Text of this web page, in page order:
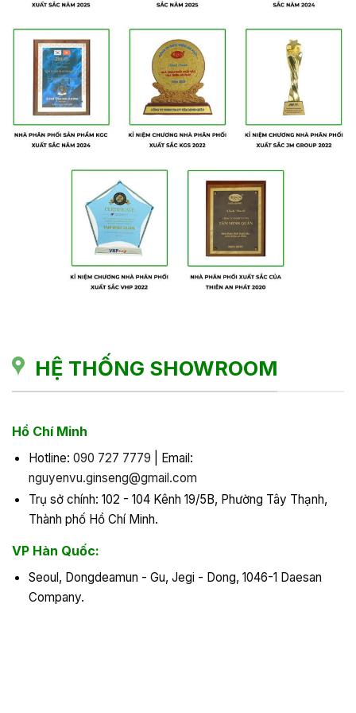
HỆ THỐNG SHOWROOM
Hồ Chí Minh
Hotline: 090 727 7779 | Email:
nguyenvu.ginseng@gmail.com
Trụ sở chính: 102 - 104 Kênh 19/5B, Phường Tây Thạnh,
Thành phố Hồ Chí Minh.
VP Hàn Quốc:
Seoul, Dongdeamun - Gu, Jegi - Dong, 1046-1 Daesan
Company.